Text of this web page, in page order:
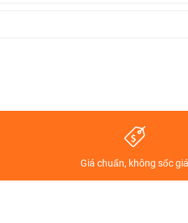
khuyến mãi trả góp 0% lãi suất, bảo
thoại để anh em có thể dễ dàng
phần mềm máy trước khi nhập kho.
Giá chuẩn, không sốc giá